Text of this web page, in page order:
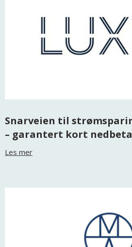
Snarveien til
– garantert kort
Les mer